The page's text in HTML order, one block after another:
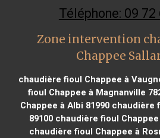
Téléphone: 09 72
Zone intervention
Chappee
chaudière fioul Chappee à
fioul Chappee à Magnanville
Chappee à Albi 81990chaudière
89100chaudière fioul Chappee
chaudière fioul Chappee à